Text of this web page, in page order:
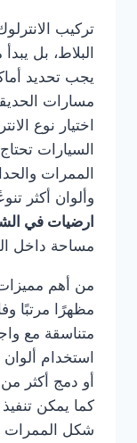
تركيب
البلاط، بل
يجب تحديد
مسارات
اختيار نوع
السيارات
الممرات
وألوان أكثر
ارضيات في
مساحة داخل
من أهم مميزات
مظهرًا مرتبًا
متناسقة مع
استخدام ألوان
أو دمج أكثر
كما يمكن
شكل الممرات